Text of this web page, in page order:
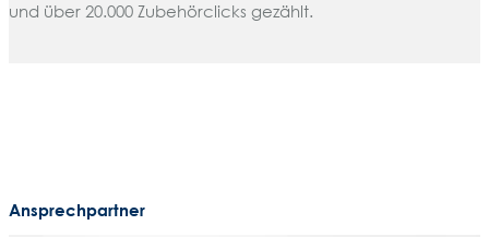
und über 20.000 Zubehörclicks gezählt.
Ansprechpartner